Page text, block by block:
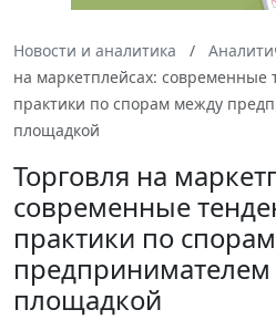
Новости и аналитика
на маркетплейсах: современные
практики по спорам между
площадкой
Торговля на
современные
практики по
предпринимателем
площадкой